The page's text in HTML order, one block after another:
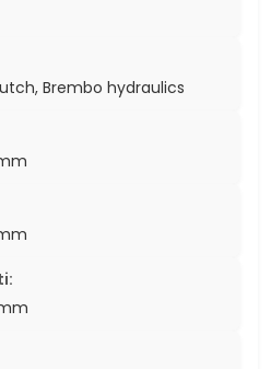
Brembo hydraulics